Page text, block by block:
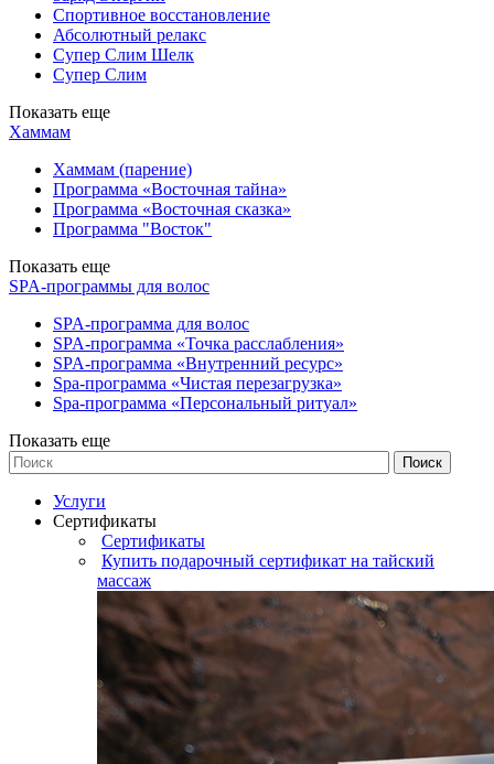
Спортивное восстановление
Абсолютный релакс
Супер Слим Шелк
Супер Слим
Показать еще
Хаммам
Хаммам (парение)
Программа «Восточная тайна»
Программа «Восточная сказка»
Программа "Восток"
Показать еще
SPA-программы для волос
SPA-программа для волос
SPA-программа «Точка расслабления»
SPA-программа «Внутренний ресурс»
Spa-программа «Чистая перезагрузка»
Spa-программа «Персональный ритуал»
Показать еще
Услуги
Сертификаты
Сертификаты
Купить подарочный сертификат на тайский
массаж